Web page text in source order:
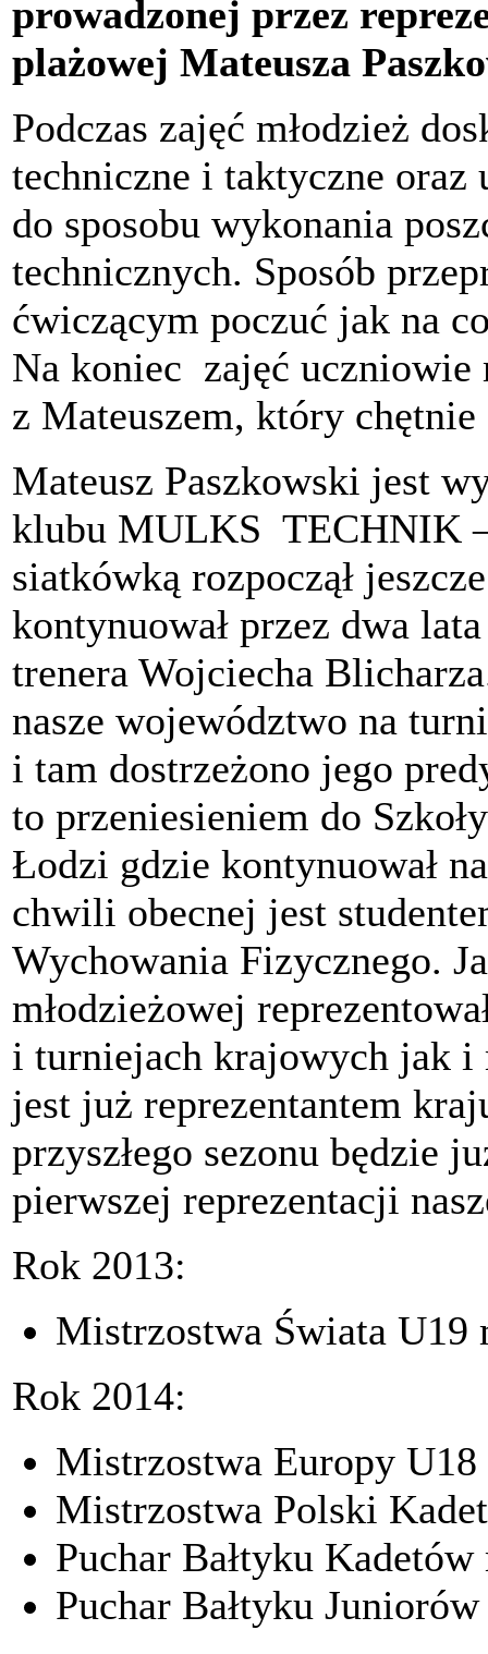
prowadzonej przez
plażowej Mateusza
Podczas zajęć młodzież
techniczne i taktyczne oraz
do sposobu wykonania
technicznych. Sposób
ćwiczącym poczuć jak na
Na koniec zajęć
z Mateuszem, który chętnie
Mateusz Paszkowski jest
klubu MULKS TECHNIK
siatkówką rozpoczął
kontynuował przez dwa
trenera Wojciecha
nasze województwo na
i tam dostrzeżono jego
to przeniesieniem do
Łodzi gdzie kontynuował
chwili obecnej jest
Wychowania Fizycznego.
młodzieżowej
i turniejach krajowych jak i
jest już reprezentantem
przyszłego sezonu będzie
pierwszej reprezentacji
Rok 2013:
Mistrzostwa Świata U19
Rok 2014:
Mistrzostwa Europy
Mistrzostwa Polski
Puchar Bałtyku
Puchar Bałtyku